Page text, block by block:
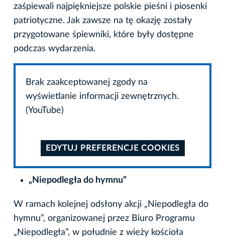
zaśpiewali najpiękniejsze polskie pieśni i piosenki
patriotyczne. Jak zawsze na tę okazję zostały
przygotowane śpiewniki, które były dostępne
podczas wydarzenia.
Brak zaakceptowanej zgody na
wyświetlanie informacji zewnętrznych.
(YouTube)
EDYTUJ PREFERENCJE COOKIES
„Niepodległa do hymnu”
W ramach kolejnej odsłony akcji „Niepodległa do
hymnu”, organizowanej przez Biuro Programu
„Niepodległa”, w południe z wieży kościoła